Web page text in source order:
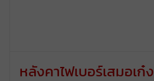
หลังคาไฟเบอร์เสมอเก๋ง